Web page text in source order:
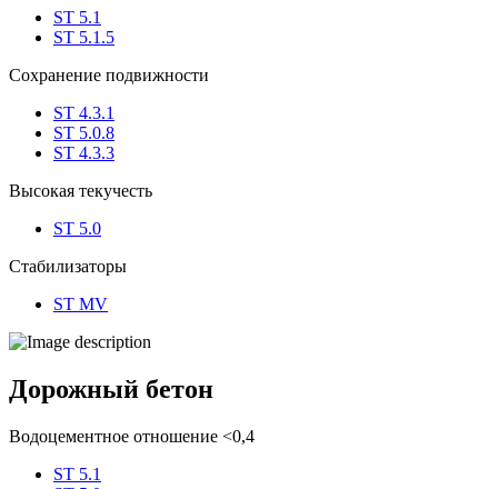
ST 5.1
ST 5.1.5
Сохранение подвижности
ST 4.3.1
ST 5.0.8
ST 4.3.3
Высокая текучесть
ST 5.0
Стабилизаторы
ST MV
Дорожный бетон
Водоцементное отношение <0,4
ST 5.1